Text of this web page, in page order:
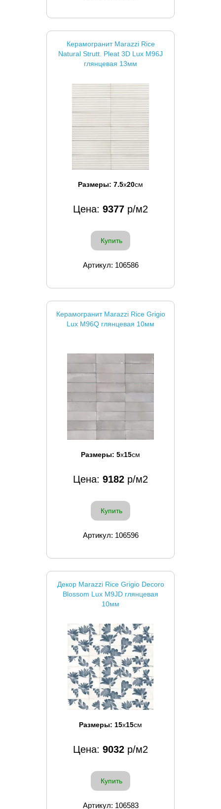
Керамогранит Marazzi Rice
Natural Strutt. Pleat 3D Lux M96J
глянцевая 13мм
Размеры: 7.5x20см
Цена: 9377 р/м2
Купить
Артикул: 106586
Керамогранит Marazzi Rice Grigio
Lux M96Q глянцевая 10мм
Размеры: 5x15см
Цена: 9182 р/м2
Купить
Артикул: 106596
Декор Marazzi Rice Grigio Decoro
Blossom Lux M9JD глянцевая
10мм
Размеры: 15x15см
Цена: 9032 р/м2
Купить
Артикул: 106583